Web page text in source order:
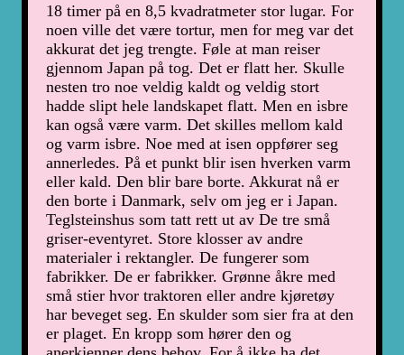
18 timer på en 8,5 kvadratmeter stor lugar. For
noen ville det være tortur, men for meg var det
akkurat det jeg trengte. Føle at man reiser
gjennom Japan på tog. Det er flatt her. Skulle
nesten tro noe veldig kaldt og veldig stort
hadde slipt hele landskapet flatt. Men en isbre
kan også være varm. Det skilles mellom kald
og varm isbre. Noe med at isen oppfører seg
annerledes. På et punkt blir isen hverken varm
eller kald. Den blir bare borte. Akkurat nå er
den borte i Danmark, selv om jeg er i Japan.
Teglsteinshus som tatt rett ut av De tre små
griser-eventyret. Store klosser av andre
materialer i rektangler. De fungerer som
fabrikker. De er fabrikker. Grønne åkre med
små stier hvor traktoren eller andre kjøretøy
har beveget seg. En skulder som sier fra at den
er plaget. En kropp som hører den og